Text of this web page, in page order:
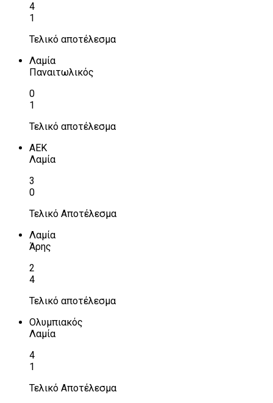
4
1
Τελικό αποτέλεσμα
Λαμία
Παναιτωλικός
0
1
Τελικό αποτέλεσμα
ΑΕΚ
Λαμία
3
0
Τελικό Αποτέλεσμα
Λαμία
Άρης
2
4
Τελικό αποτέλεσμα
Ολυμπιακός
Λαμία
4
1
Τελικό Αποτέλεσμα